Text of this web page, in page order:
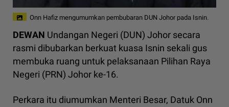
Onn Hafiz mengumumkan pembubaran DUN Johor pada Isnin.
DEWAN Undangan Negeri (DUN) Johor secara
rasmi dibubarkan berkuat kuasa Isnin sekali gus
membuka ruang untuk pelaksanaan Pilihan Raya
Negeri (PRN) Johor ke-16.
Perkara itu diumumkan Menteri Besar, Datuk Onn